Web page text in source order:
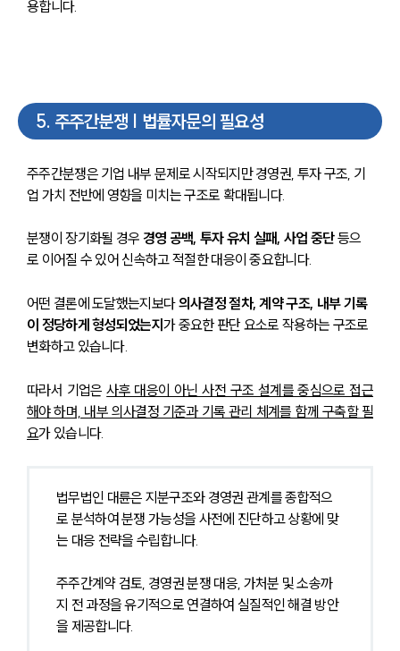
용합니다.
5. 주주간분쟁 | 법률자문의 필요성
주주간분쟁은 기업 내부 문제로 시작되지만 경영권, 투자 구조, 기
업 가치 전반에 영향을 미치는 구조로 확대됩니다.
분쟁이 장기화될 경우 경영 공백, 투자 유치 실패, 사업 중단 등으
로 이어질 수 있어 신속하고 적절한 대응이 중요합니다.
어떤 결론에 도달했는지보다 의사결정 절차, 계약 구조, 내부 기록
이 정당하게 형성되었는지가 중요한 판단 요소로 작용하는 구조로
변화하고 있습니다.
따라서 기업은 사후 대응이 아닌 사전 구조 설계를 중심으로 접근
해야 하며, 내부 의사결정 기준과 기록 관리 체계를 함께 구축할 필
요가 있습니다.
법무법인 대륜은 지분구조와 경영권 관계를 종합적으
로 분석하여 분쟁 가능성을 사전에 진단하고 상황에 맞
는 대응 전략을 수립합니다.
주주간계약 검토, 경영권 분쟁 대응, 가처분 및 소송까
지 전 과정을 유기적으로 연결하여 실질적인 해결 방안
을 제공합니다.